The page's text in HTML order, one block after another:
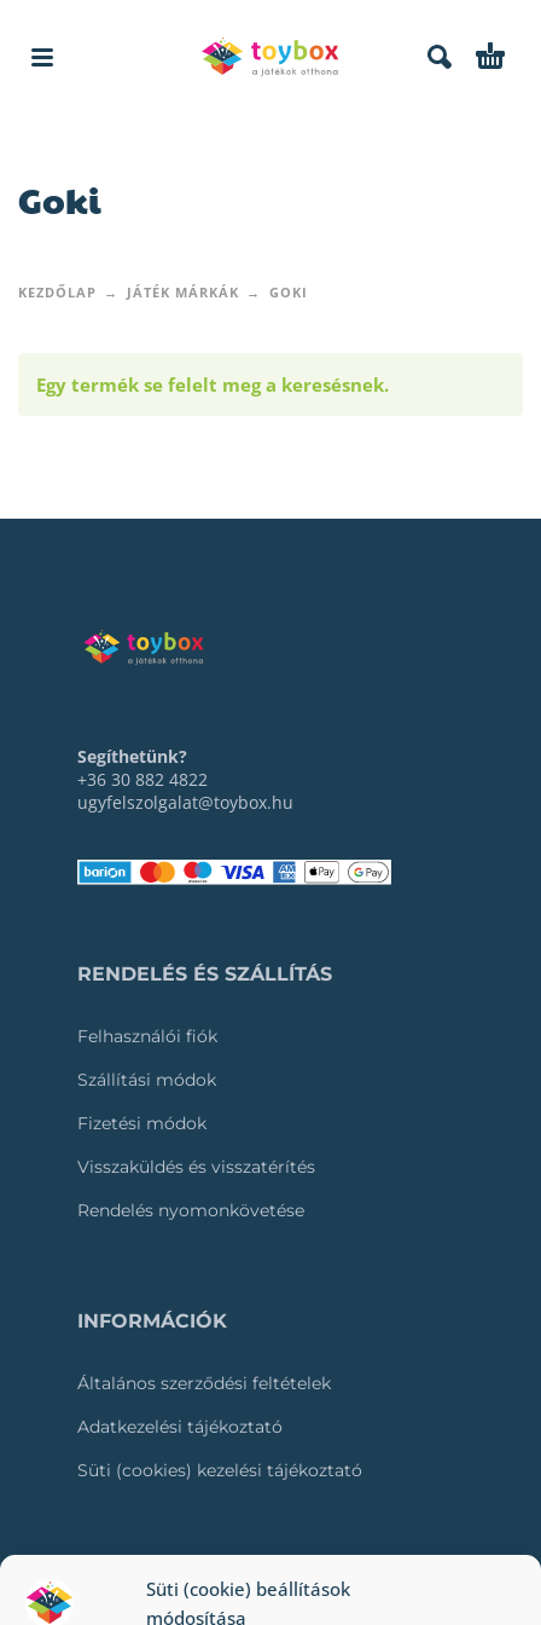
Süti (cookie) beállítások
módosítása
Goki
KEZDŐLAP JÁTÉK MÁRKÁK GOKI
Egy termék se felelt meg a keresésnek.
Segíthetünk?
+36 30 882 4822
ugyfelszolgalat@toybox.hu
RENDELÉS ÉS SZÁLLÍTÁS
Felhasználói fiók
Szállítási módok
Fizetési módok
Visszaküldés és visszatérítés
Rendelés nyomonkövetése
INFORMÁCIÓK
Általános szerződési feltételek
Adatkezelési tájékoztató
Süti (cookies) kezelési tájékoztató
RÓLUNK